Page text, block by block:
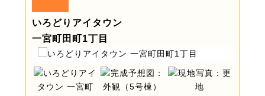
いろどりアイタウン
一宮町田町1丁目